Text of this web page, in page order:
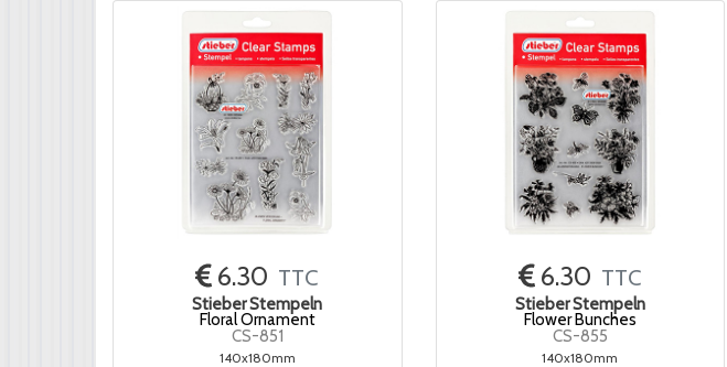
6.30 TTC
Stieber Stempeln
Floral Ornament
CS-851
140x180mm
6.30 TTC
Stieber Stempeln
Flower Bunches
CS-855
140x180mm